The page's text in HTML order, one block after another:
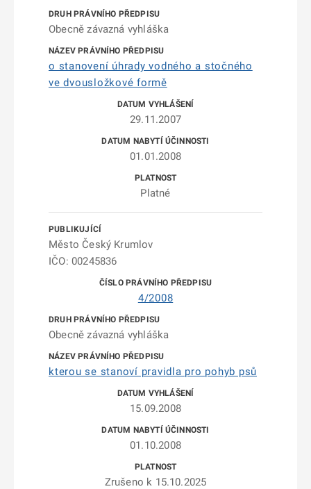
Obecně závazná vyhláška
o stanovení úhrady vodného a stočného
ve dvousložkové formě
29.11.2007
01.01.2008
Platné
Město Český Krumlov
IČO: 00245836
4/2008
Obecně závazná vyhláška
kterou se stanoví pravidla pro pohyb psů
15.09.2008
01.10.2008
Zrušeno k 15.10.2025